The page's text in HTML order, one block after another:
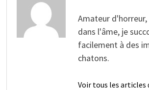
Amateur
dans l'âme, je
facilement à des
chatons.
Voir tous les articles